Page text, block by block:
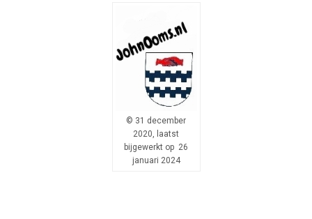
© 31 december
2020, laatst
bijgewerkt op 26
januari 2024